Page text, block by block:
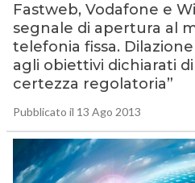
Fastweb, Vodafone e
segnale di apertura al
telefonia fissa.
agli obiettivi dichiarati
certezza regolatoria”
Pubblicato il 13 Ago 2013